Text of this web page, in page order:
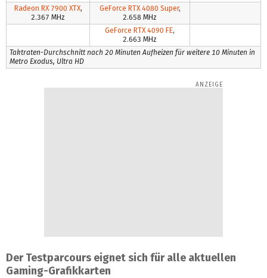
Radeon RX 7900 XTX,
2.367 MHz
GeForce RTX 4080 Super,
2.658 MHz
GeForce RTX 4090 FE,
2.663 MHz
Taktraten-Durchschnitt nach 20 Minuten Aufheizen für weitere 10 Minuten in
Metro Exodus, Ultra HD
Der Testparcours eignet sich für alle aktuellen
Gaming-Grafikkarten